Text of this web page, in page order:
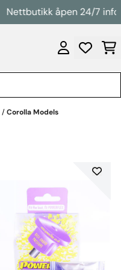
Nettbutikk åpen 24/7
/Corolla Models